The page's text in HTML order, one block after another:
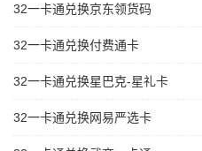
32一卡通兑换京东领货码
32一卡通兑换付费通卡
32一卡通兑换星巴克-星礼卡
32一卡通兑换网易严选卡